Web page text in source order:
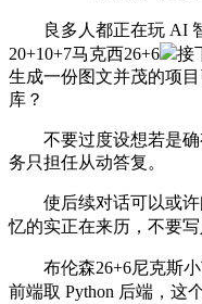
良多人都正在玩 AI 智
20+10+7马克西26+6
接
生成一份图文并茂的项
库？
不要过度设想若是确有
务只担任从动答复。
使后续对话可以或许间
忆的实正在来历，不要
布伦森26+6尼克斯小
前端取 Python 后端，这